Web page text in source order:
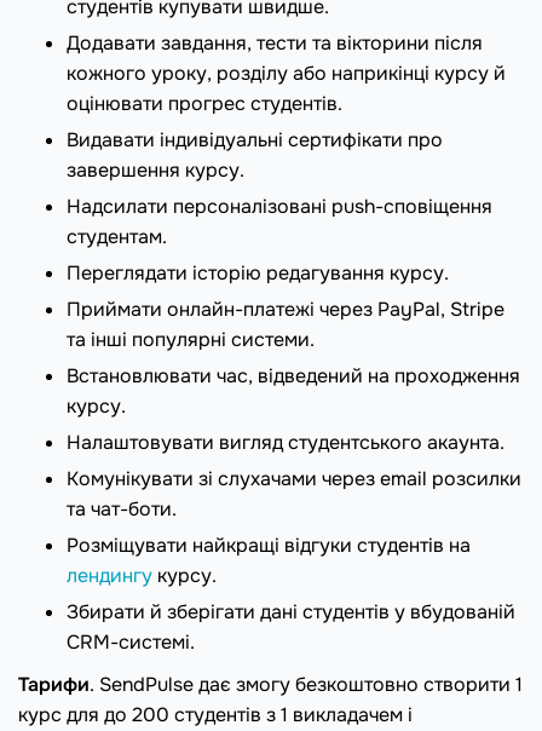
студентів купувати швидше.
Додавати завдання, тести та вікторини після
кожного уроку, розділу або наприкінці курсу й
оцінювати прогрес студентів.
Видавати індивідуальні сертифікати про
завершення курсу.
Надсилати персоналізовані push-сповіщення
студентам.
Переглядати історію редагування курсу.
Приймати онлайн-платежі через PayPal, Stripe
та інші популярні системи.
Встановлювати час, відведений на проходження
курсу.
Налаштовувати вигляд студентського акаунта.
Комунікувати зі слухачами через email розсилки
та чат-боти.
Розміщувати найкращі відгуки студентів на
лендингу курсу.
Збирати й зберігати дані студентів у вбудованій
CRM-системі.
Тарифи. SendPulse дає змогу безкоштовно створити 1
курс для до 200 студентів з 1 викладачем і